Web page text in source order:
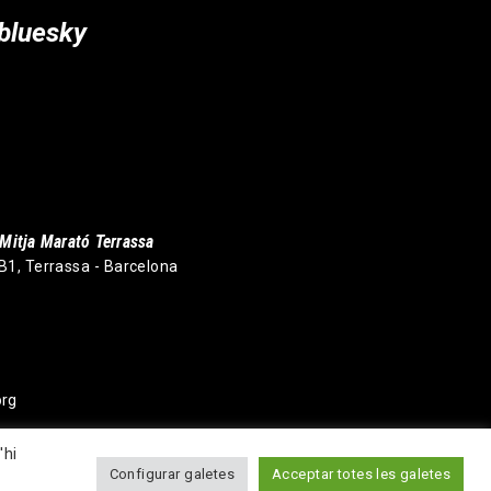
Marató Terrassa
Terrassa - Barcelona
Configurar galetes Acceptar totes les galetes